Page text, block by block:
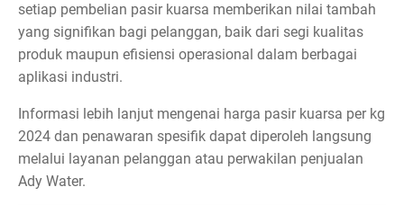
setiap pembelian pasir kuarsa memberikan nilai tambah
yang signifikan bagi pelanggan, baik dari segi kualitas
produk maupun efisiensi operasional dalam berbagai
aplikasi industri.
Informasi lebih lanjut mengenai harga pasir kuarsa per kg
2024 dan penawaran spesifik dapat diperoleh langsung
melalui layanan pelanggan atau perwakilan penjualan
Ady Water.